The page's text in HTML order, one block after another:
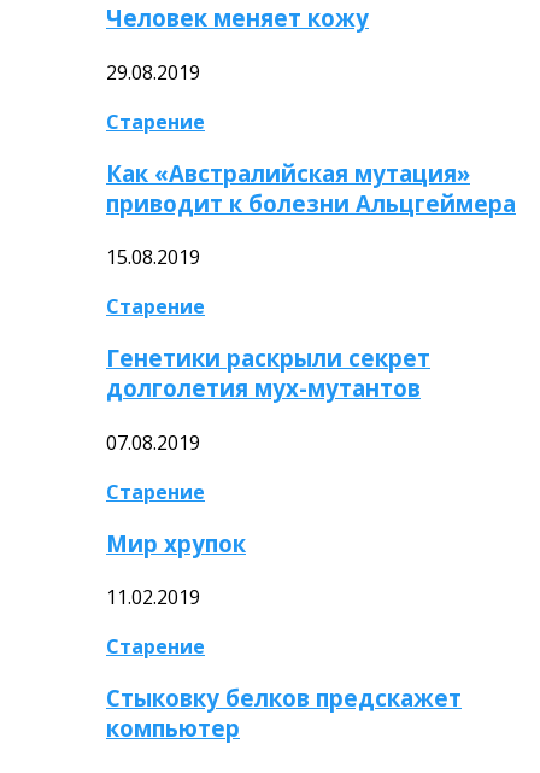
Человек меняет кожу
29.08.2019
Старение
Как «Австралийская мутация»
приводит к болезни Альцгеймера
15.08.2019
Старение
Генетики раскрыли секрет
долголетия мух-мутантов
07.08.2019
Старение
Мир хрупок
11.02.2019
Старение
Стыковку белков предскажет
компьютер